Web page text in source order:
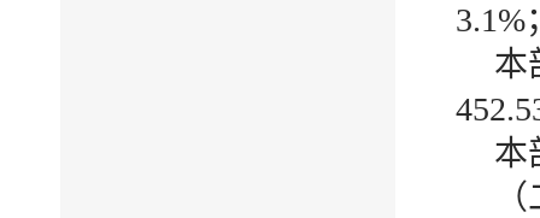
3.1%
本
本